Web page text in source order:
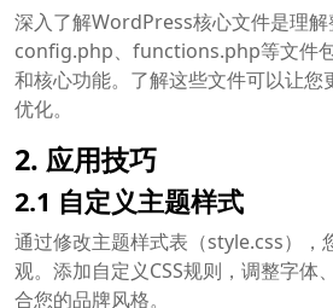
深入了解WordPress核心文件是理
config.php、functions.php等文件
和核心功能。了解这些文件可以让您
优化。
2. 应用技巧
2.1 自定义主题样式
通过修改主题样式表（style.css），
观。添加自定义CSS规则，调整字体
合您的品牌风格。